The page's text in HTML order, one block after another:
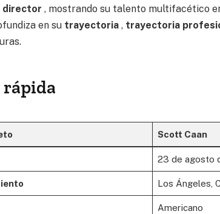
director , mostrando su talento multifacético
en su trayectoria , trayectoria
Scott Caan
23 de agosto
Los Ángeles,
Americano